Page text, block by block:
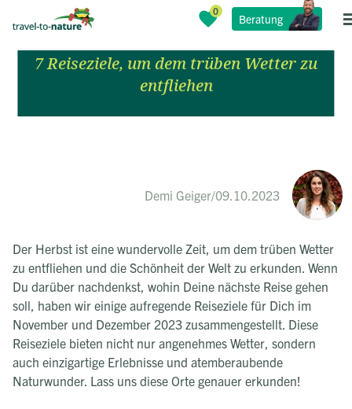
Beratung
Die besten Reiseziele im
November und Dezember 2023
7 Reiseziele, um dem trüben Wetter zu
entfliehen
Demi Geiger/09.10.2023
Der Herbst ist eine wundervolle Zeit, um dem trüben Wetter
zu entfliehen und die Schönheit der Welt zu erkunden. Wenn
Du darüber nachdenkst, wohin Deine nächste Reise gehen
soll, haben wir einige aufregende Reiseziele für Dich im
November und Dezember 2023 zusammengestellt. Diese
Reiseziele bieten nicht nur angenehmes Wetter, sondern
auch einzigartige Erlebnisse und atemberaubende
Naturwunder. Lass uns diese Orte genauer erkunden!